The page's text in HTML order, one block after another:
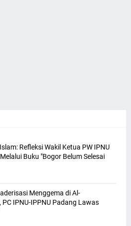
Refleksi Wakil Ketua PW IPNU
Buku "Bogor Belum Selesai
Menggema di Al-
IPNU-IPPNU Padang Lawas